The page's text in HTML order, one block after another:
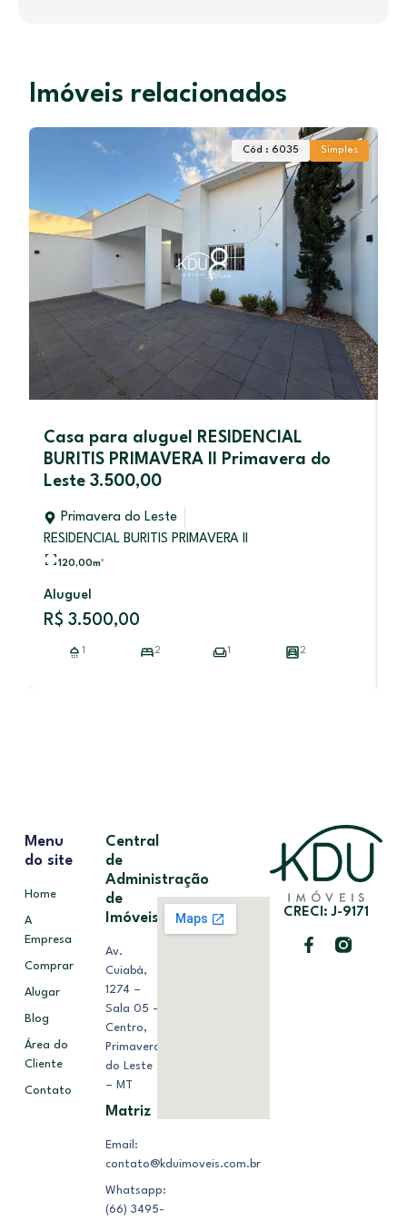
Imóveis relacionados
Cód : 6035 Simples
Casa para aluguel RESIDENCIAL
BURITIS PRIMAVERA II Primavera do
Leste 3.500,00
Primavera do Leste
RESIDENCIAL BURITIS PRIMAVERA II
120,00m²
Aluguel
R$ 3.500,00
1 2 1 2
CRECI: J-9171
Menu
do site
Home
A
Empresa
Comprar
Alugar
Blog
Área do
Cliente
Contato
Central
de
Administração
de
Imóveis
Av.
Cuiabá,
1274 –
Sala 05 –
Centro,
Primavera
do Leste
– MT
Matriz
Email:
contato@kduimoveis.com.br
Whatsapp:
(66) 3495-